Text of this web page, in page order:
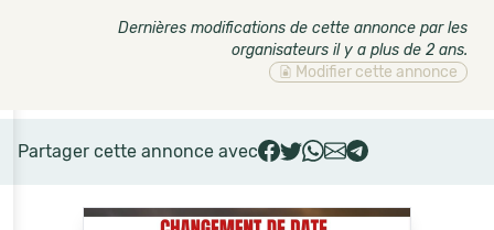
Dernières modifications de cette annonce par les
organisateurs il y a plus de 2 ans.
Modifier cette annonce
Partager cette annonce avec